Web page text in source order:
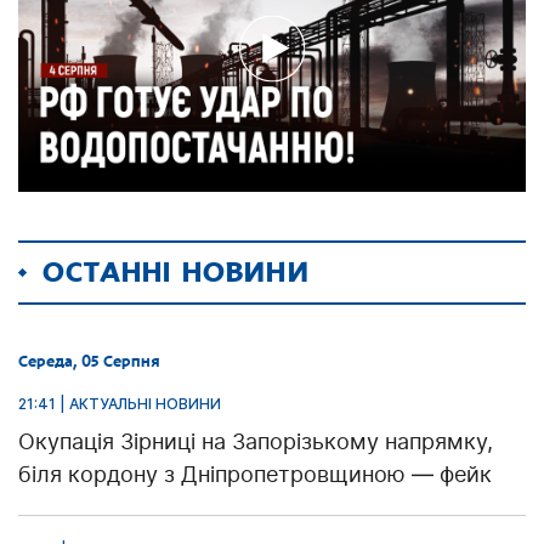
ОСТАННІ НОВИНИ
Середа, 05 Серпня
21:41 | АКТУАЛЬНІ НОВИНИ
Окупація Зірниці на Запорізькому напрямку,
біля кордону з Дніпропетровщиною — фейк